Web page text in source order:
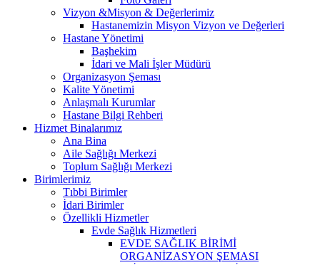
Vizyon &Misyon & Değerlerimiz
Hastanemizin Misyon Vizyon ve Değerleri
Hastane Yönetimi
Başhekim
İdari ve Mali İşler Müdürü
Organizasyon Şeması
Kalite Yönetimi
Anlaşmalı Kurumlar
Hastane Bilgi Rehberi
Hizmet Binalarımız
Ana Bina
Aile Sağlığı Merkezi
Toplum Sağlığı Merkezi
Birimlerimiz
Tıbbi Birimler
İdari Birimler
Özellikli Hizmetler
Evde Sağlık Hizmetleri
EVDE SAĞLIK BİRİMİ
ORGANİZASYON ŞEMASI